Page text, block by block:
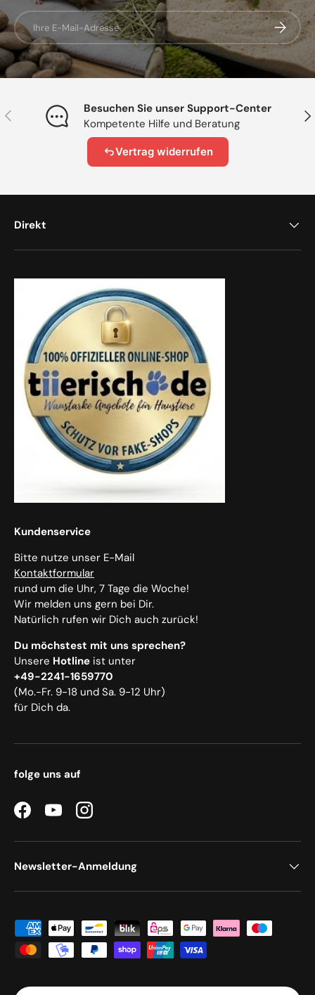
E-Mail
Vorherige
Besuchen Sie unser Support-Center
Kompetente Hilfe und Beratung
Vertrag widerrufen
Direkt
Kundenservice
Bitte nutze unser E-Mail
Kontaktformular
rund um die Uhr, 7 Tage die Woche!
Wir melden uns gern bei Dir.
Natürlich rufen wir Dich auch zurück!
Du möchstest mit uns sprechen?
Unsere Hotline ist unter
+49-2241-1659770
(Mo.-Fr. 9-18 und Sa. 9-12 Uhr)
für Dich da.
folge uns auf
FacebookYouTubeInstagram
Newsletter-Anmeldung
Zahlungsmethoden